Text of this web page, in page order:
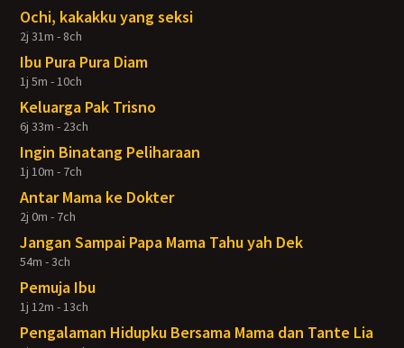
Ochi, kakakku yang seksi
2j 31m - 8ch
Ibu Pura Pura Diam
1j 5m - 10ch
Keluarga Pak Trisno
6j 33m - 23ch
Ingin Binatang Peliharaan
1j 10m - 7ch
Antar Mama ke Dokter
2j 0m - 7ch
Jangan Sampai Papa Mama Tahu yah Dek
54m - 3ch
Pemuja Ibu
1j 12m - 13ch
Pengalaman Hidupku Bersama Mama dan Tante Lia